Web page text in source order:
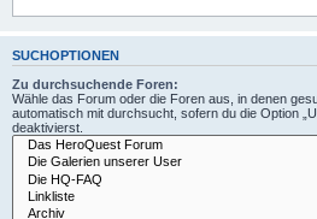
SUCHOPTIONEN
Zu durchsuchende Foren:
Wähle das Forum oder die Foren aus, in denen
automatisch mit durchsucht, sofern du die Option
deaktivierst.